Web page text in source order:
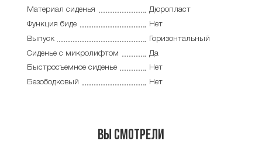
Материал сиденья
Дюропласт
Функция биде
Нет
Выпуск
Горизонтальный
Сиденье с микролифтом
Да
Быстросъемное сиденье
Нет
Безободковый
Нет
Вы смотрели